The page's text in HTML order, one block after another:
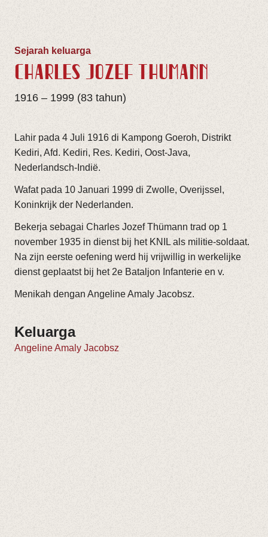
Sejarah keluarga
CHARLES JOZEF THÜMANN
1916 – 1999 (83 tahun)
Lahir pada 4 Juli 1916 di Kampong Goeroh, Distrikt
Kediri, Afd. Kediri, Res. Kediri, Oost-Java,
Nederlandsch-Indië.
Wafat pada 10 Januari 1999 di Zwolle, Overijssel,
Koninkrijk der Nederlanden.
Bekerja sebagai Charles Jozef Thümann trad op 1
november 1935 in dienst bij het KNIL als militie-soldaat.
Na zijn eerste oefening werd hij vrijwillig in werkelijke
dienst geplaatst bij het 2e Bataljon Infanterie en v.
Menikah dengan Angeline Amaly Jacobsz.
Keluarga
Angeline Amaly Jacobsz